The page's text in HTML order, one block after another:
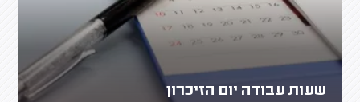
שעות עבודה יום הזיכרון